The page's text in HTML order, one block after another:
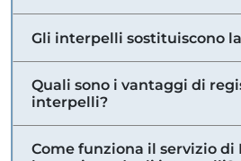
Gli interpelli sostituiscono
Quali sono i vantaggi di
interpelli?
Come funziona il servizio